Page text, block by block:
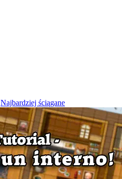
Najbardziej ściągane